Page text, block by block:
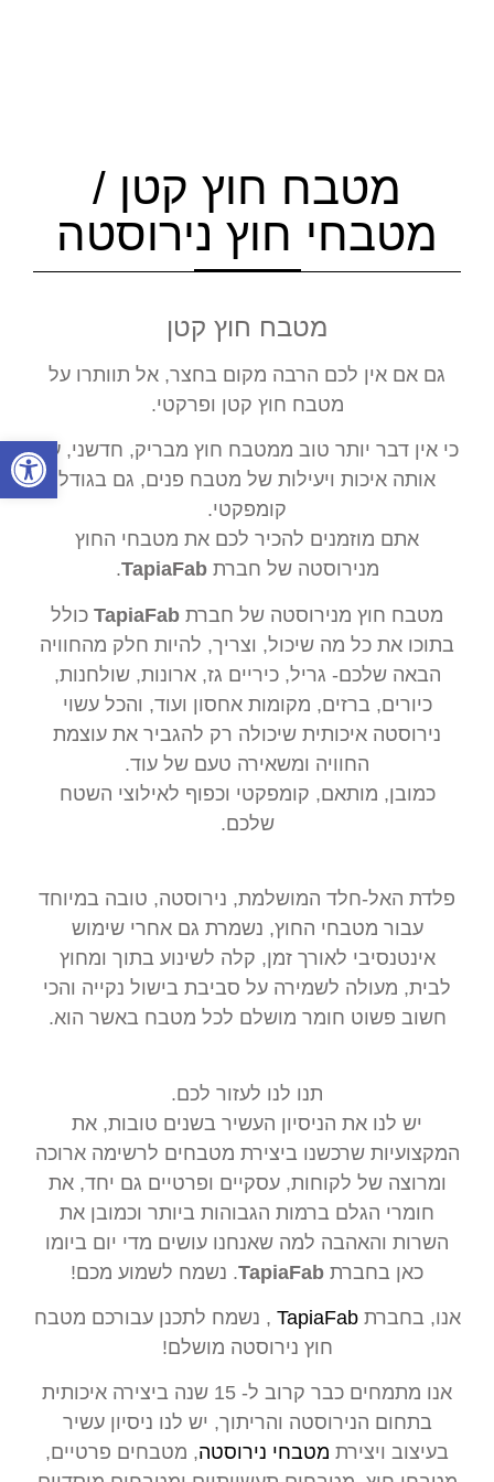
פתח
מטבח חוץ קטן /
מטבחי חוץ נירוסטה
מטבח חוץ קטן
גם אם אין לכם הרבה מקום בחצר, אל תוותרו על
מטבח חוץ קטן ופרקטי.
כי אין דבר יותר טוב ממטבח חוץ מבריק, חדשני, עם
אותה איכות ויעילות של מטבח פנים, גם בגודל
קומפקטי.
אתם מוזמנים להכיר לכם את מטבחי החוץ
מנירוסטה של חברתTapiaFab
.
מטבח חוץ מנירוסטה של חברת TapiaFab כולל
בתוכו את כל מה שיכול, וצריך, להיות חלק מהחוויה
הבאה שלכם- גריל, כיריים גז, ארונות, שולחנות,
כיורים, ברזים, מקומות אחסון ועוד, והכל עשוי
נירוסטה איכותית שיכולה רק להגביר את עוצמת
החוויה ומשאירה טעם של עוד.
כמובן, מותאם, קומפקטי וכפוף לאילוצי השטח
שלכם.
פלדת האל-חלד המושלמת, נירוסטה, טובה במיוחד
עבור מטבחי החוץ, נשמרת גם אחרי שימוש
אינטנסיבי לאורך זמן, קלה לשינוע בתוך ומחוץ
לבית, מעולה לשמירה על סביבת בישול נקייה והכי
חשוב פשוט חומר מושלם לכל מטבח באשר הוא.
תנו לנו לעזור לכם.
יש לנו את הניסיון העשיר בשנים טובות, את
המקצועיות שרכשנו ביצירת מטבחים לרשימה ארוכה
ומרוצה של לקוחות, עסקיים ופרטיים גם יחד, את
חומרי הגלם ברמות הגבוהות ביותר וכמובן את
השרות והאהבה למה שאנחנו עושים מדי יום ביומו
כאן בחברת TapiaFab. נשמח לשמוע מכם!
אנו, בחברתTapiaFab , נשמח לתכנן עבורכם מטבח
חוץ נירוסטה מושלם!
אנו מתמחים כבר קרוב ל- 15 שנה ביצירה איכותית
בתחום הנירוסטה והריתוך, יש לנו ניסיון עשיר
בעיצוב ויצירת מטבחי נירוסטה, מטבחים פרטיים,